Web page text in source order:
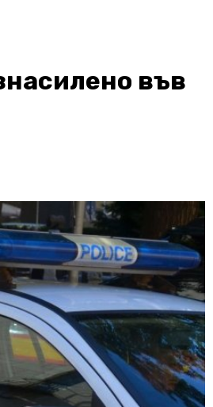
във